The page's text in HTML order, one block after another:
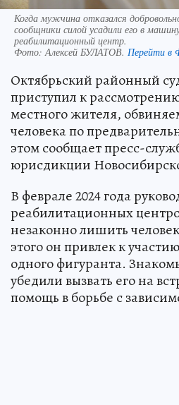
Когда мужчина отказался
сообщники силой усадили его в
реабилитационный центр.
Фото:Алексей БУЛАТОВ. Перейти в
Октябрьский районный
приступил к
местного жителя,
человека по
этом сообщает пресс-
юрисдикции
В феврале 2024 года
реабилитационных
незаконно лишить
этого он привлек к
одного фигуранта.
убедили вызвать его на
помощь в борьбе с